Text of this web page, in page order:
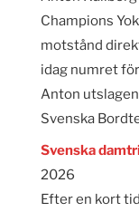
Champions
motstånd
idag numret
Anton
Svenska
Svenska
2026
Efter en kort